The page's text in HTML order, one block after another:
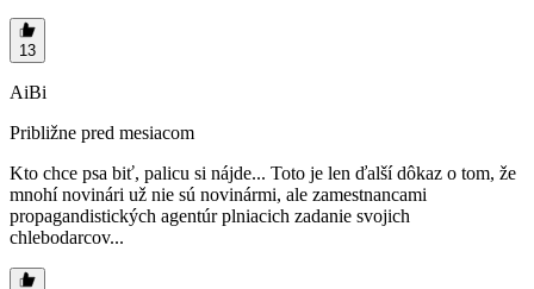
13
AiBi
Približne pred mesiacom
Kto chce psa biť, palicu si nájde... Toto je len ďalší dôkaz o tom, že
mnohí novinári už nie sú novinármi, ale zamestnancami
propagandistických agentúr plniacich zadanie svojich
chlebodarcov...